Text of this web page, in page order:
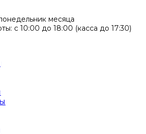
месяца
с 10:00 до 18:00 (касса до 17:30)